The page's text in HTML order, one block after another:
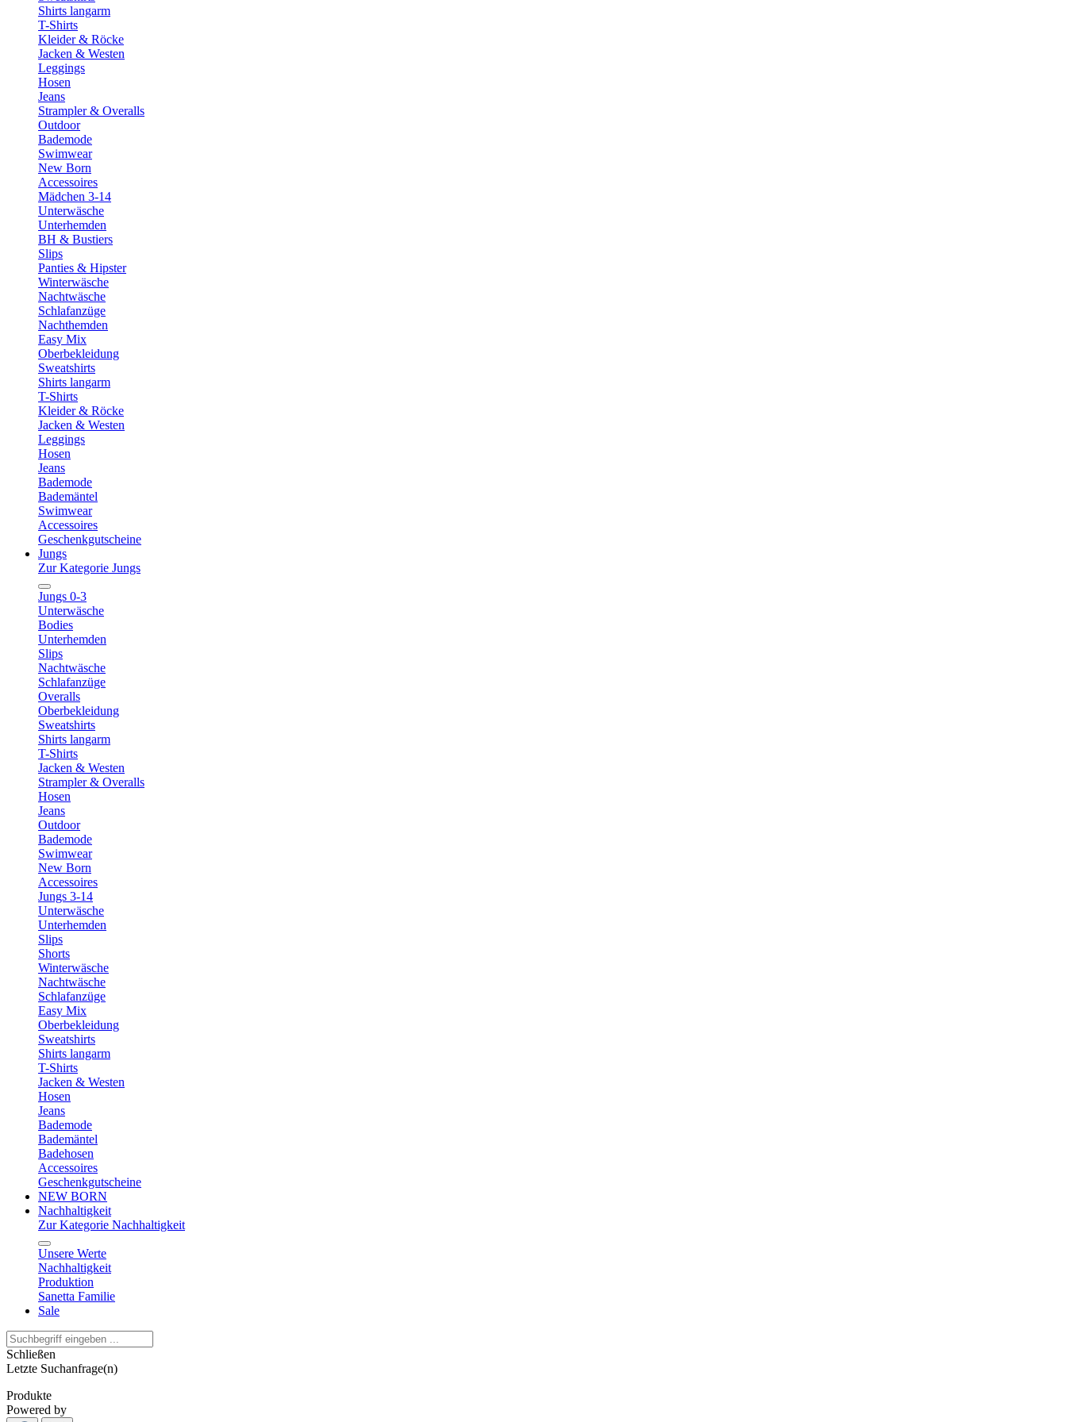
Shirts langarm
T-Shirts
Kleider & Röcke
Jacken & Westen
Leggings
Hosen
Jeans
Strampler & Overalls
Outdoor
Bademode
Swimwear
New Born
Accessoires
Mädchen 3-14
Unterwäsche
Unterhemden
BH & Bustiers
Slips
Panties & Hipster
Winterwäsche
Nachtwäsche
Schlafanzüge
Nachthemden
Easy Mix
Oberbekleidung
Sweatshirts
Shirts langarm
T-Shirts
Kleider & Röcke
Jacken & Westen
Leggings
Hosen
Jeans
Bademode
Bademäntel
Swimwear
Accessoires
Geschenkgutscheine
Jungs
Zur Kategorie Jungs
Jungs 0-3
Unterwäsche
Bodies
Unterhemden
Slips
Nachtwäsche
Schlafanzüge
Overalls
Oberbekleidung
Sweatshirts
Shirts langarm
T-Shirts
Jacken & Westen
Strampler & Overalls
Hosen
Jeans
Outdoor
Bademode
Swimwear
New Born
Accessoires
Jungs 3-14
Unterwäsche
Unterhemden
Slips
Shorts
Winterwäsche
Nachtwäsche
Schlafanzüge
Easy Mix
Oberbekleidung
Sweatshirts
Shirts langarm
T-Shirts
Jacken & Westen
Hosen
Jeans
Bademode
Bademäntel
Badehosen
Accessoires
Geschenkgutscheine
NEW BORN
Nachhaltigkeit
Zur Kategorie Nachhaltigkeit
Unsere Werte
Nachhaltigkeit
Produktion
Sanetta Familie
Sale
Schließen
Letzte Suchanfrage(n)
Produkte
Powered by